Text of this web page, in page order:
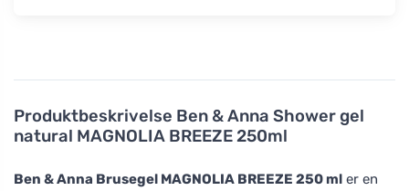
Produktbeskrivelse Ben & Anna Shower gel
natural MAGNOLIA BREEZE 250ml
Ben & Anna Brusegel MAGNOLIA BREEZE 250 ml er en